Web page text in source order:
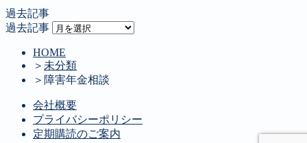
過去記事
過去記事
HOME
＞ 未分類
＞ 障害年金相談
会社概要
プライバシーポリシー
定期購読のご案内